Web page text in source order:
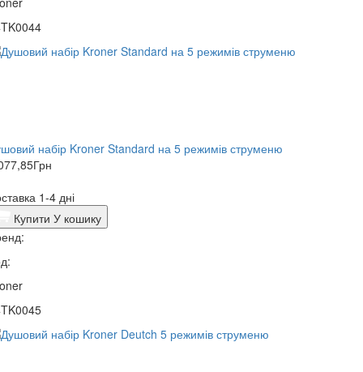
набір Kroner Standard на 5 режимів струменю
Грн
1-4 дні
Купити У кошику